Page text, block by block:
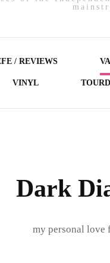
/ REVIEWS
VINYL
Dark
my personal love